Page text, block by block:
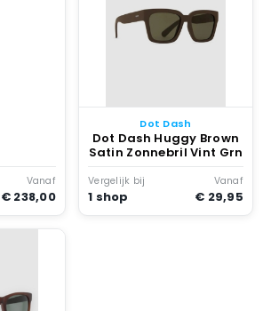
Vanaf
€ 238,00
Dot Dash
Dot Dash Huggy Brown
Satin Zonnebril Vint Grn
Vergelijk bij
1 shop
Vanaf
€ 29,95